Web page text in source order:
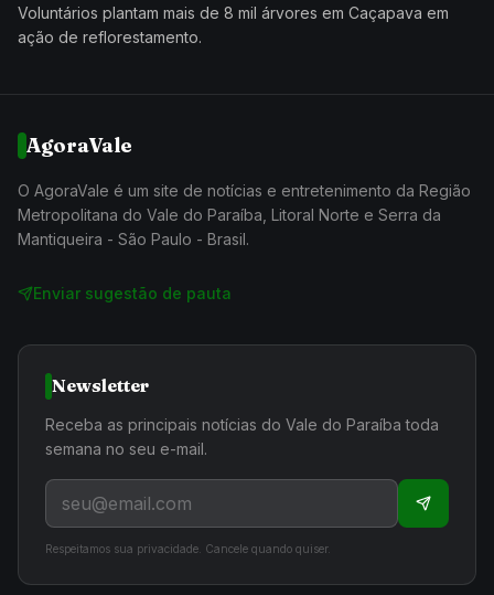
Voluntários plantam mais de 8 mil árvores em Caçapava em
ação de reflorestamento.
AgoraVale
O AgoraVale é um site de notícias e entretenimento da Região
Metropolitana do Vale do Paraíba, Litoral Norte e Serra da
Mantiqueira - São Paulo - Brasil.
Enviar sugestão de pauta
Newsletter
Receba as principais notícias do Vale do Paraíba toda
semana no seu e-mail.
Respeitamos sua privacidade. Cancele quando quiser.